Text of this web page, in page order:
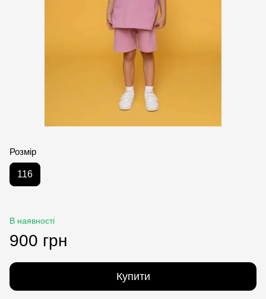
Розмір
116
В наявності
900 грн
Купити